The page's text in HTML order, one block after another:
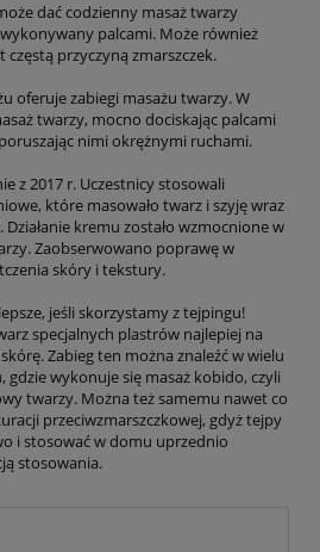
dać codzienny masaż twarzy
palcami. Może również
przyczyną zmarszczek.
oferuje zabiegi masażu twarzy. W
twarzy, mocno dociskając palcami
nimi okrężnymi ruchami.
z 2017 r. Uczestnicy stosowali
które masowało twarz i szyję wraz
kremu zostało wzmocnione w
Zaobserwowano poprawę w
skóry i tekstury.
jeśli skorzystamy z tejpingu!
specjalnych plastrów najlepiej na
Zabieg ten można znaleźć w wielu
gdzie wykonuje się masaż kobido, czyli
twarzy. Można też samemu nawet co
przeciwzmarszczkowej, gdyż tejpy
i stosować w domu uprzednio
stosowania.